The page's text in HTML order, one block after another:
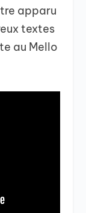
apparu
textes
au Mello